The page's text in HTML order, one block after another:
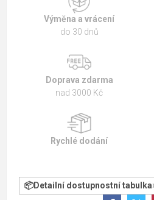
Výměna a vrácení
do 30 dnů
Doprava zdarma
nad 3000 Kč
Rychlé dodání
Detailní dostupnostní tabulka